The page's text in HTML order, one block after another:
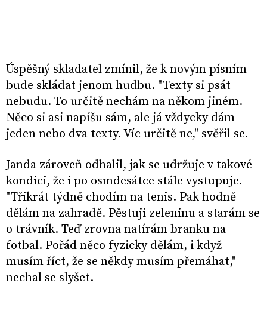
Úspěšný skladatel zmínil, že k novým písním
bude skládat jenom hudbu. "Texty si psát
nebudu. To určitě nechám na někom jiném.
Něco si asi napíšu sám, ale já vždycky dám
jeden nebo dva texty. Víc určitě ne," svěřil se.
Janda zároveň odhalil, jak se udržuje v takové
kondici, že i po osmdesátce stále vystupuje.
"Třikrát týdně chodím na tenis. Pak hodně
dělám na zahradě. Pěstuji zeleninu a starám se
o trávník. Teď zrovna natírám branku na
fotbal. Pořád něco fyzicky dělám, i když
musím říct, že se někdy musím přemáhat,"
nechal se slyšet.